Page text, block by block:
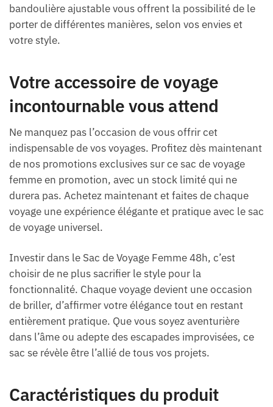
bandoulière ajustable vous offrent la possibilité de le
porter de différentes manières, selon vos envies et
votre style.
Votre accessoire de voyage
incontournable vous attend
Ne manquez pas l’occasion de vous offrir cet
indispensable de vos voyages. Profitez dès maintenant
de nos promotions exclusives sur ce sac de voyage
femme en promotion, avec un stock limité qui ne
durera pas. Achetez maintenant et faites de chaque
voyage une expérience élégante et pratique avec le sac
de voyage universel.
Investir dans le Sac de Voyage Femme 48h, c’est
choisir de ne plus sacrifier le style pour la
fonctionnalité. Chaque voyage devient une occasion
de briller, d’affirmer votre élégance tout en restant
entièrement pratique. Que vous soyez aventurière
dans l’âme ou adepte des escapades improvisées, ce
sac se révèle être l’allié de tous vos projets.
Caractéristiques du produit